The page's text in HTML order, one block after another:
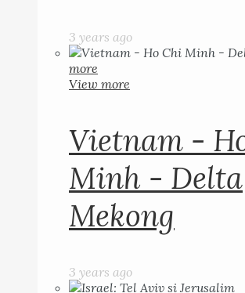
3 years ago
more
View more
Vietnam -
Minh - Delta
Mekong
3 years ago